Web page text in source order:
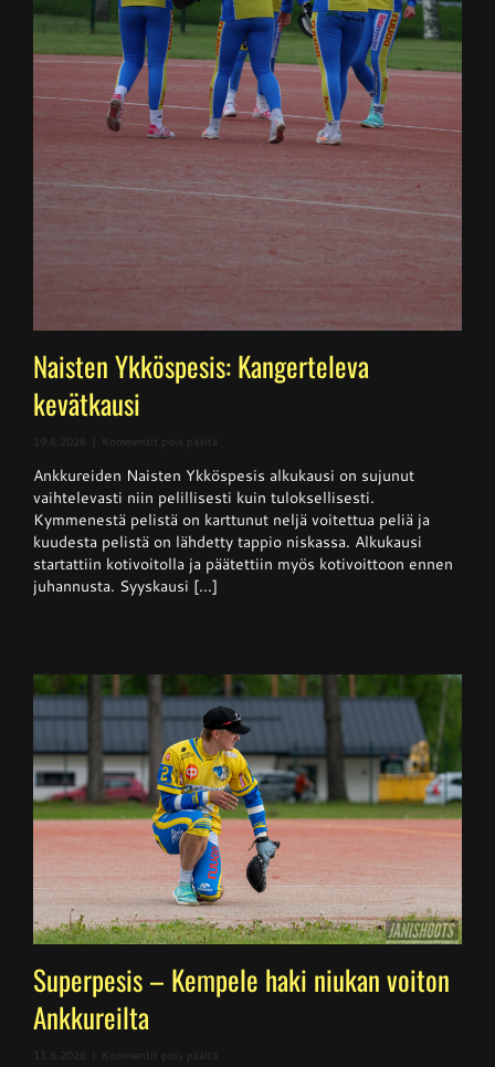
Naisten Ykköspesis: Kangerteleva
kevätkausi
19.6.2026 Kommentit pois päältä
Ykköspesis:
Kangerteleva
kevätkausi
Ankkureiden Naisten Ykköspesis alkukausi on sujunut
vaihtelevasti niin pelillisesti kuin tuloksellisesti.
Kymmenestä pelistä on karttunut neljä voitettua peliä ja
kuudesta pelistä on lähdetty tappio niskassa. Alkukausi
startattiin kotivoitolla ja päätettiin myös kotivoittoon ennen
juhannusta. Syyskausi [...]
Superpesis – Kempele haki niukan voiton
Ankkureilta
11.6.2026 Kommentit pois päältä